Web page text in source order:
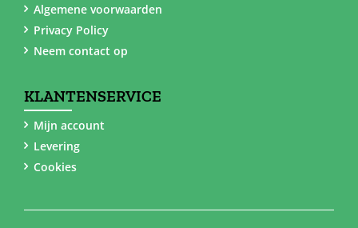
Algemene voorwaarden
Privacy Policy
Neem contact op
KLANTENSERVICE
Mijn account
Levering
Cookies